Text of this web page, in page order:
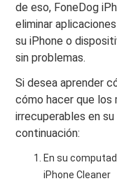
de eso, FoneDog
eliminar
su iPhone o
sin problemas.
Si desea aprender
cómo hacer que
irrecuperables en
continuación:
En su
iPhone Cleaner